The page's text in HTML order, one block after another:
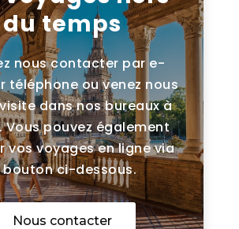
du temps
nous contacter par e-
téléphone ou venez nous
dans nos bureaux à
Vous pouvez également
vos voyages en ligne via
bouton ci-dessous.
Nous contacter